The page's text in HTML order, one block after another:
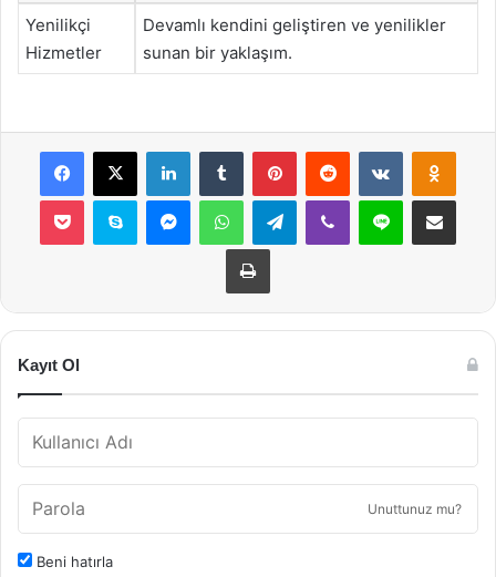
Yenilikçi
Hizmetler
Devamlı kendini geliştiren ve yenilikler
sunan bir yaklaşım.
Facebook
X LinkedInTumblr PinterestReddit VKontakte
Pocket Skype MessengerWhatsAppTelegramViber Line E-Posta ile
Yazdır
Kayıt Ol
Unuttunuz mu?
Beni hatırla